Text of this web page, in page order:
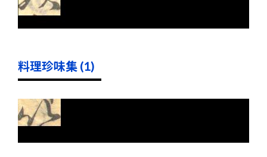
料理珍味集 (1)